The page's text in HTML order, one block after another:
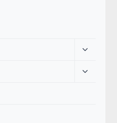
Przełącz
Przełącz